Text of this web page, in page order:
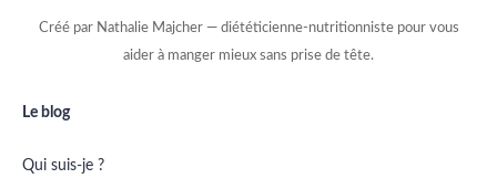
Créé par Nathalie Majcher — diététicienne-nutritionniste pour vous
aider à manger mieux sans prise de tête.
Le blog
Qui suis-je ?